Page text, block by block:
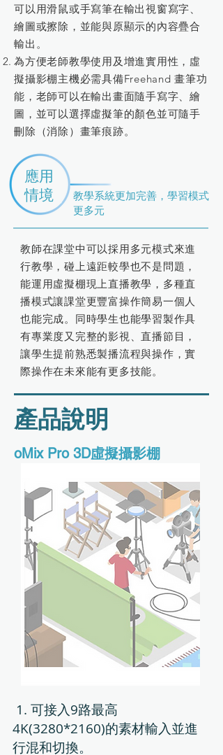
可以用滑鼠或手寫筆在輸出視窗寫字、
繪圖或擦除，並能與原顯示的內容疊合
輸出。
為方便老師教學使用及增進實用性，虛
擬攝影棚主機必需具備Freehand 畫筆功
能，老師可以在輸出畫面隨手寫字、繪
圖，並可以選擇虛擬筆的顏色並可隨手
刪除（消除）畫筆痕跡。
應用
情境
教學系統更加完善，學習模式
更多元
教師在課堂中可以採用多元模式來進
行教學，碰上遠距較學也不是問題，
能運用虛擬棚現上直播教學，多種直
播模式讓課堂更豐富操作簡易一個人
也能完成。同時學生也能學習製作具
有專業度又完整的影視、直播節目，
讓學生提前熟悉製播流程與操作，實
際操作在未來能有更多技能。
產品說明
oMix Pro 3D虛擬攝影棚
1. 可接入9路最高
4K(3280*2160)的素材輸入並進
行混和切換。